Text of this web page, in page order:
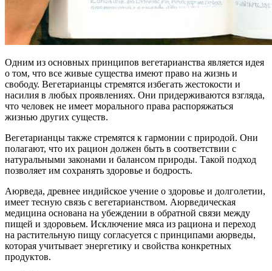
Одним из основных принципов вегетарианства является идея
о том, что все живые существа имеют право на жизнь и
свободу. Вегетарианцы стремятся избегать жестокости и
насилия в любых проявлениях. Они придерживаются взгляда,
что человек не имеет морального права распоряжаться
жизнью других существ.
Вегетарианцы также стремятся к гармонии с природой. Они
полагают, что их рацион должен быть в соответствии с
натуральными законами и балансом природы. Такой подход
позволяет им сохранять здоровье и бодрость.
Аюрведа, древнее индийское учение о здоровье и долголетии,
имеет тесную связь с вегетарианством. Аюрведическая
медицина основана на убеждении в обратной связи между
пищей и здоровьем. Исключение мяса из рациона и переход
на растительную пищу согласуется с принципами аюрведы,
которая учитывает энергетику и свойства конкретных
продуктов.